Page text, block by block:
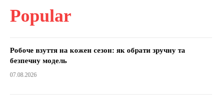
Popular
Робоче взуття на кожен сезон: як обрати зручну та
безпечну модель
07.08.2026